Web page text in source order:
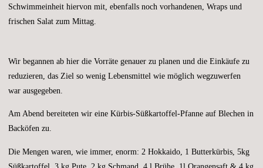
Schwimmeinheit hiervon mit, ebenfalls noch vorhandenen, Wraps und
frischen Salat zum Mittag.
Wir begannen ab hier die Vorräte genauer zu planen und die Einkäufe zu
reduzieren, das Ziel so wenig Lebensmittel wie möglich wegzuwerfen
war ausgegeben.
Am Abend bereiteten wir eine Kürbis-Süßkartoffel-Pfanne auf Blechen in
Backöfen zu.
Die Mengen waren, wie immer, enorm: 2 Hokkaido, 1 Butterkürbis, 5kg